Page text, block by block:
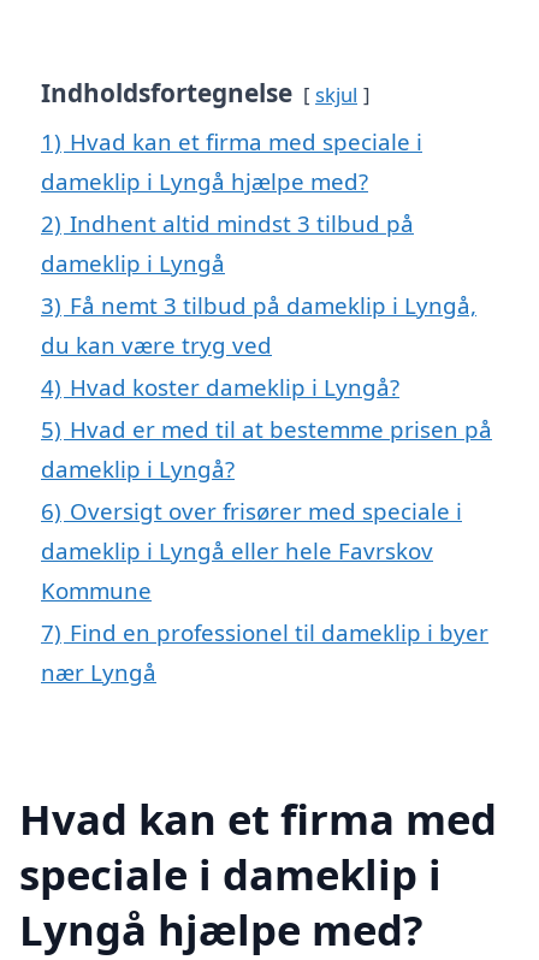
Indholdsfortegnelse skjul
1) Hvad kan et firma med speciale i
dameklip i Lyngå hjælpe med?
2) Indhent altid mindst 3 tilbud på
dameklip i Lyngå
3) Få nemt 3 tilbud på dameklip i Lyngå,
du kan være tryg ved
4) Hvad koster dameklip i Lyngå?
5) Hvad er med til at bestemme prisen på
dameklip i Lyngå?
6) Oversigt over frisører med speciale i
dameklip i Lyngå eller hele Favrskov
Kommune
7) Find en professionel til dameklip i byer
nær Lyngå
Hvad kan et firma med
speciale i dameklip i
Lyngå hjælpe med?